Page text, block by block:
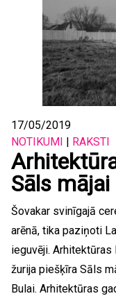
17/05/2019
NOTIKUMI | RAKSTI
Sāls
Šovakar svinīgajā
arēnā, tika paziņoti
ieguvēji.
žurija piešķīra Sāls
Bulai. Arhitektūras